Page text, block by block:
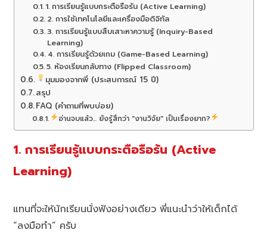
1. การเรียนรู้แบบกระตือรือร้น (Active Learning)
2. การใช้เทคโนโลยีและเครื่องมือดิจิทัล
3. การเรียนรู้แบบสืบเสาะหาความรู้ (Inquiry-Based
Learning)
4. การเรียนรู้ด้วยเกม (Game-Based Learning)
5. ห้องเรียนกลับทาง (Flipped Classroom)
มุมมองจากพี่ (ประสบการณ์ 15 ปี)
สรุป
FAQ (คำถามที่พบบ่อย)
อ่านจบแล้ว... ยังรู้สึกว่า "งานวิจัย" เป็นเรื่องยาก?
1. การเรียนรู้แบบกระตือรือร้น (Active
Learning)
แทนที่จะให้นักเรียนนั่งฟังอย่างเดียว พี่แนะนำว่าให้เด็กได้
“ลงมือทำ” ครับ